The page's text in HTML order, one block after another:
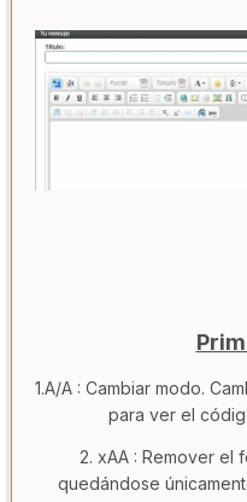
1.A/A : Cambiar modo.
para ver el
2. xAA : Remover el
quedándose